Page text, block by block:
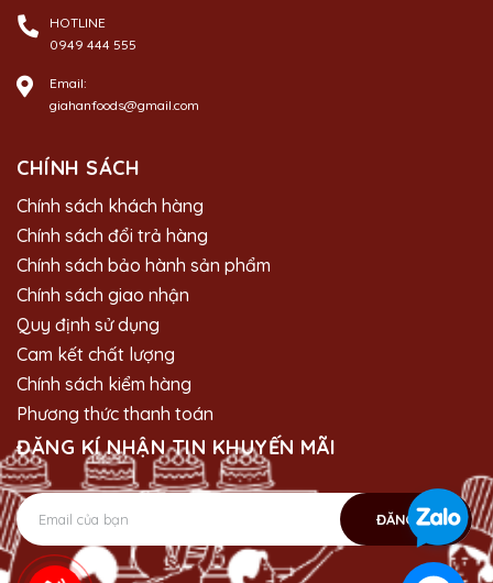
HOTLINE
0949 444 555
Email:
giahanfoods@gmail.com
CHÍNH SÁCH
Chính sách khách hàng
Chính sách đổi trả hàng
Chính sách bảo hành sản phẩm
Chính sách giao nhận
Quy định sử dụng
Cam kết chất lượng
Chính sách kiểm hàng
Phương thức thanh toán
ĐĂNG KÍ NHẬN TIN KHUYẾN MÃI
ĐĂNG KÝ